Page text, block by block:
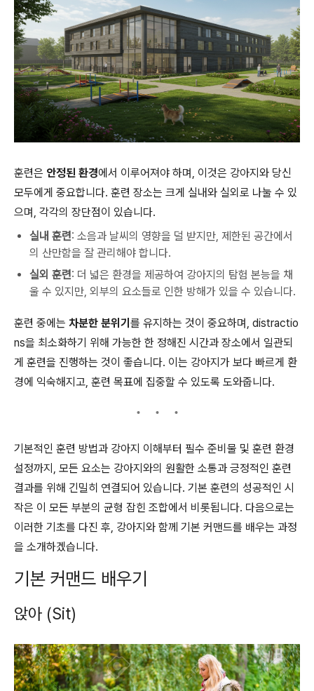
훈련은 안정된 환경에서 이루어져야 하며, 이것은 강아지와 당신
모두에게 중요합니다. 훈련 장소는 크게 실내와 실외로 나눌 수 있
으며, 각각의 장단점이 있습니다.
실내 훈련: 소음과 날씨의 영향을 덜 받지만, 제한된 공간에서
의 산만함을 잘 관리해야 합니다.
실외 훈련: 더 넓은 환경을 제공하여 강아지의 탐험 본능을 채
울 수 있지만, 외부의 요소들로 인한 방해가 있을 수 있습니다.
훈련 중에는 차분한 분위기 를 유지하는 것이 중요하며, distractio
ns을 최소화하기 위해 가능한 한 정해진 시간과 장소에서 일관되
게 훈련을 진행하는 것이 좋습니다. 이는 강아지가 보다 빠르게 환
경에 익숙해지고, 훈련 목표에 집중할 수 있도록 도와줍니다.
기본적인 훈련 방법과 강아지 이해부터 필수 준비물 및 훈련 환경
설정까지, 모든 요소는 강아지와의 원활한 소통과 긍정적인 훈련
결과를 위해 긴밀히 연결되어 있습니다. 기본 훈련의 성공적인 시
작은 이 모든 부분의 균형 잡힌 조합에서 비롯됩니다. 다음으로는
이러한 기초를 다진 후, 강아지와 함께 기본 커맨드를 배우는 과정
을 소개하겠습니다.
기본 커맨드 배우기
앉아 (Sit)